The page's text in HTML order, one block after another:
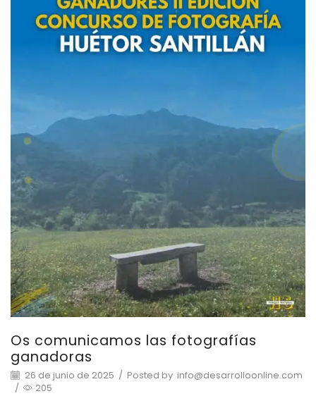
Os comunicamos las fotografías
ganadoras
26 de junio de 2025 / Posted by info@desarrolloonline.com
/
205